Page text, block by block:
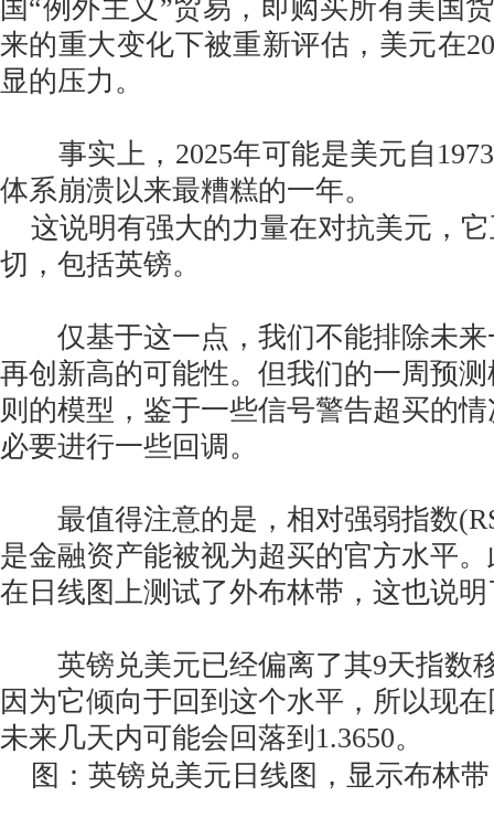
国“例外主义”贸易，即购买所有美国
来的重大变化下被重新评估，美元在
显的压力。
事实上，2025年可能是美元自
体系崩溃以来最糟糕的一年。
这说明有强大的力量在对抗美元，
切，包括英镑。
仅基于这一点，我们不能排除未来
再创新高的可能性。但我们的一周预
则的模型，鉴于一些信号警告超买的
必要进行一些回调。
最值得注意的是，相对强弱指数
是金融资产能被视为超买的官方水平
在日线图上测试了外布林带，这也说
英镑兑美元已经偏离了其9天指数
因为它倾向于回到这个水平，所以现
未来几天内可能会回落到1.3650。
图：英镑兑美元日线图，显示布林带